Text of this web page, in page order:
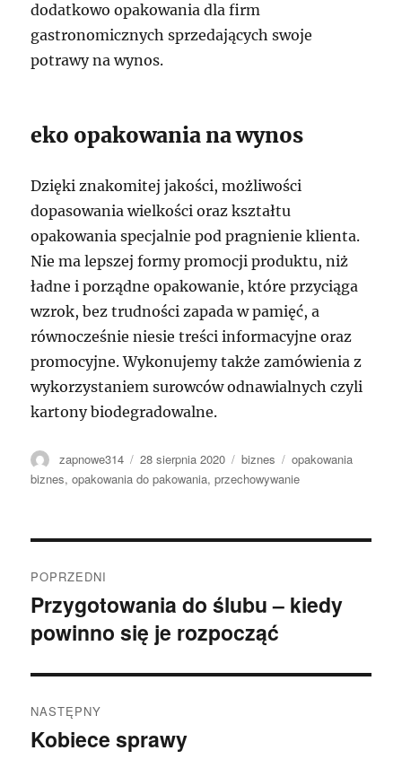
dodatkowo opakowania dla firm
gastronomicznych sprzedających swoje
potrawy na wynos.
eko opakowania na wynos
Dzięki znakomitej jakości, możliwości
dopasowania wielkości oraz kształtu
opakowania specjalnie pod pragnienie klienta.
Nie ma lepszej formy promocji produktu, niż
ładne i porządne opakowanie, które przyciąga
wzrok, bez trudności zapada w pamięć, a
równocześnie niesie treści informacyjne oraz
promocyjne. Wykonujemy także zamówienia z
wykorzystaniem surowców odnawialnych czyli
kartony biodegradowalne.
Autor
zapnowe314
Data
publikacji
28 sierpnia 2020 Kategorie
biznes Tagi
opakowania
biznes,opakowania do pakowania,przechowywanie
wpisu
POPRZEDNI
Poprzedni
wpis:
Przygotowania do ślubu – kiedy
powinno się je rozpocząć
NASTĘPNY
Następny
Kobiece sprawy